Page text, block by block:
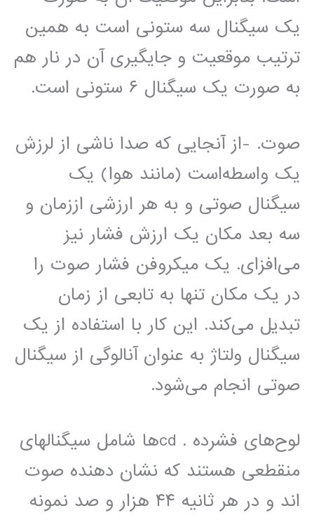
یک سیگنال سه ستونی است به همین
ترتیب موقعیت و جایگیری آن در نار هم
به صورت یک سیگنال ۶ ستونی است.
صوت. -از آنجایی که صدا ناشی از لرزش
یک واسطه‌است (مانند هوا) یک
سیگنال صوتی و به هر ارزشی اززمان و
سه بعد مکان یک ارزش فشار نیز
می‌افزای. یک میکروفن فشار صوت را
در یک مکان تنها به تابعی از زمان
تبدیل می‌کند. این کار با استفاده از یک
سیگنال ولتاژ به عنوان آنالوگی از سیگنال
صوتی انجام می‌شود.
لوح‌های فشرده . cd‌ها شامل سیگنالهای
منقطعی هستند که نشان دهنده صوت
اند و در هر ثانیه ۴۴ هزار و صد نمونه